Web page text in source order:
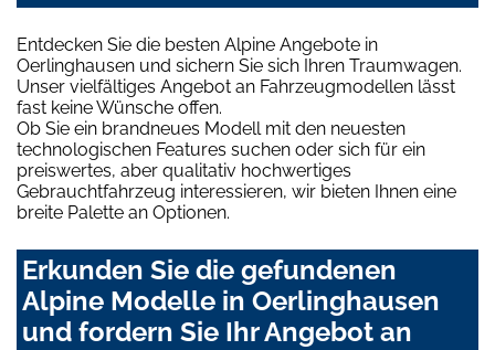
Entdecken Sie die besten Alpine Angebote in
Oerlinghausen und sichern Sie sich Ihren Traumwagen.
Unser vielfältiges Angebot an Fahrzeugmodellen lässt
fast keine Wünsche offen.
Ob Sie ein brandneues Modell mit den neuesten
technologischen Features suchen oder sich für ein
preiswertes, aber qualitativ hochwertiges
Gebrauchtfahrzeug interessieren, wir bieten Ihnen eine
breite Palette an Optionen.
Erkunden Sie die gefundenen
Alpine Modelle in Oerlinghausen
und fordern Sie Ihr Angebot an